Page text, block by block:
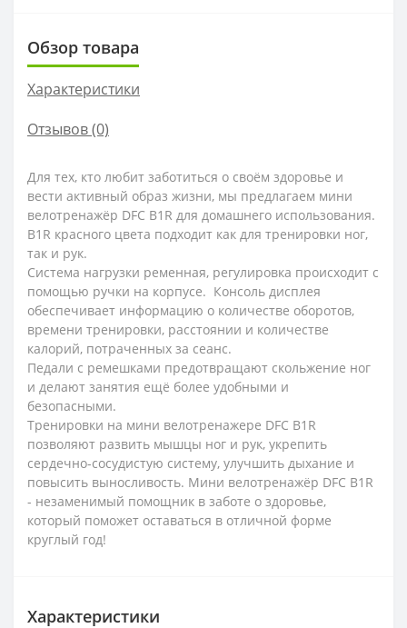
Обзор товара
Характеристики
Отзывов (0)
Для тех, кто любит заботиться о своём здоровье и
вести активный образ жизни, мы предлагаем мини
велотренажёр DFC B1R для домашнего использования.
B1R красного цвета подходит как для тренировки ног,
так и рук.
Система нагрузки ременная, регулировка происходит с
помощью ручки на корпусе. Консоль дисплея
обеспечивает информацию о количестве оборотов,
времени тренировки, расстоянии и количестве
калорий, потраченных за сеанс.
Педали с ремешками предотвращают скольжение ног
и делают занятия ещё более удобными и
безопасными.
Тренировки на мини велотренажере DFC B1R
позволяют развить мышцы ног и рук, укрепить
сердечно-сосудистую систему, улучшить дыхание и
повысить выносливость. Мини велотренажёр DFC B1R
- незаменимый помощник в заботе о здоровье,
который поможет оставаться в отличной форме
круглый год!
Характеристики